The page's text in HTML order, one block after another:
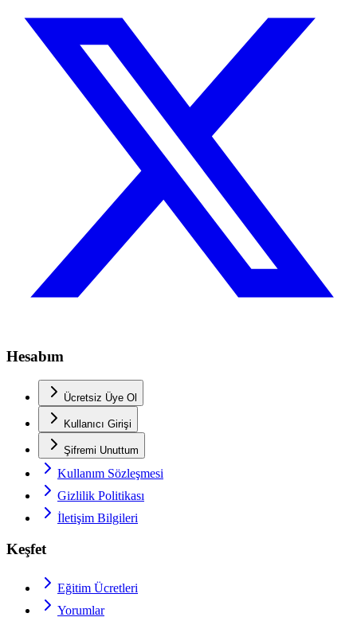
Hesabım
Ücretsiz Üye Ol
Kullanıcı Girişi
Şifremi Unuttum
Kullanım Sözleşmesi
Gizlilik Politikası
İletişim Bilgileri
Keşfet
Eğitim Ücretleri
Yorumlar